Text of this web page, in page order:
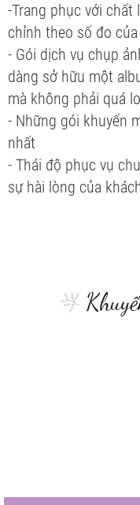
-Trang phục với chất
chỉnh theo số đo
- Gói dịch vụ chụp
dàng sở hữu một
mà không phải quá
- Những gói khuyến
nhất
- Thái độ phục vụ
sự hài lòng của